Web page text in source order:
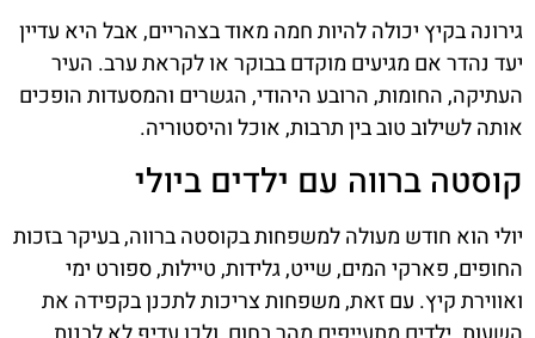
גירונה בקיץ יכולה להיות חמה מאוד בצהריים, אבל היא עדיין
יעד נהדר אם מגיעים מוקדם בבוקר או לקראת ערב. העיר
העתיקה, החומות, הרובע היהודי, הגשרים והמסעדות הופכים
אותה לשילוב טוב בין תרבות, אוכל והיסטוריה.
קוסטה ברווה עם ילדים ביולי
יולי הוא חודש מעולה למשפחות בקוסטה ברווה, בעיקר בזכות
החופים, פארקי המים, שייט, גלידות, טיילות, ספורט ימי
ואווירת קיץ. עם זאת, משפחות צריכות לתכנן בקפידה את